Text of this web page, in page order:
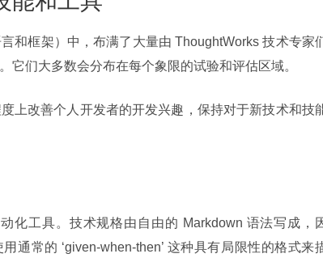
和框架）中，布满了大量由 ThoughtWorks 技术专家
它们大多数会分布在每个象限的试验和评估区域。
上改善个人开发者的开发兴趣，保持对于新技术和技
化工具。技术规格由自由的 Markdown 语法写成，
通常的 ‘given-when-then’ 这种具有局限性的格式来